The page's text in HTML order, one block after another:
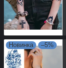
Новинка –5%